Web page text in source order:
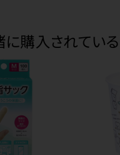
に購入されてい